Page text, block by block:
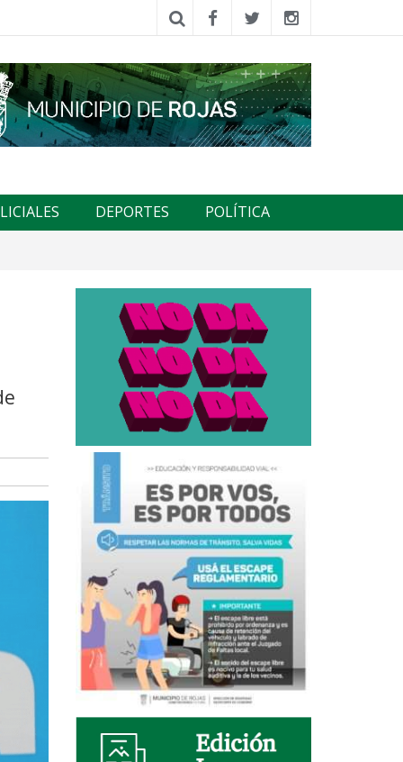
DEPORTES POLÍTICA